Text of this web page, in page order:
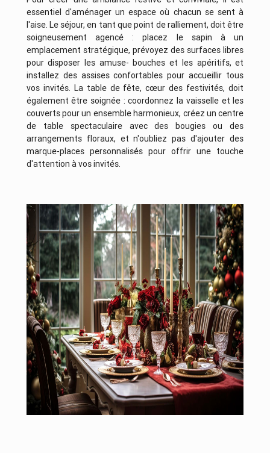
essentiel d'aménager un espace où chacun se sent à
l'aise. Le séjour, en tant que point de ralliement, doit être
soigneusement agencé : placez le sapin à un
emplacement stratégique, prévoyez des surfaces libres
pour disposer les amuse- bouches et les apéritifs, et
installez des assises confortables pour accueillir tous
vos invités. La table de fête, cœur des festivités, doit
également être soignée : coordonnez la vaisselle et les
couverts pour un ensemble harmonieux, créez un centre
de table spectaculaire avec des bougies ou des
arrangements floraux, et n'oubliez pas d'ajouter des
marque-places personnalisés pour offrir une touche
d'attention à vos invités.